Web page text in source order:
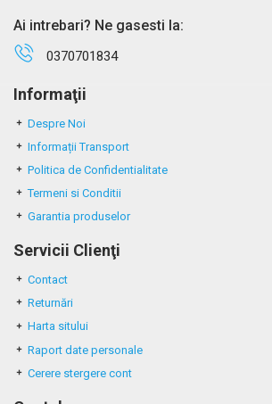
Ai intrebari? Ne gasesti la:
0370701834
Informaţii
Despre Noi
Informații Transport
Politica de Confidentialitate
Termeni si Conditii
Garantia produselor
Servicii Clienţi
Contact
Returnări
Harta sitului
Raport date personale
Cerere stergere cont